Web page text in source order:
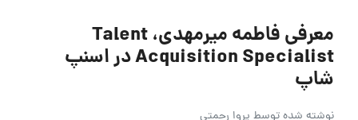
معرفی فاطمه میرمهدی، Talent
Acquisition Specialist در اسنپ
شاپ